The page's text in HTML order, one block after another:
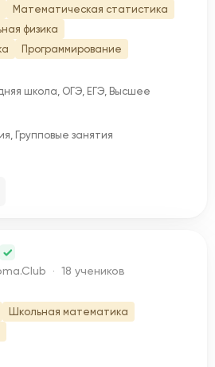
Математическая статистика
физика
Программирование
школа, ОГЭ, ЕГЭ, Высшее
Групповые занятия
· 18 учеников
Школьная математика